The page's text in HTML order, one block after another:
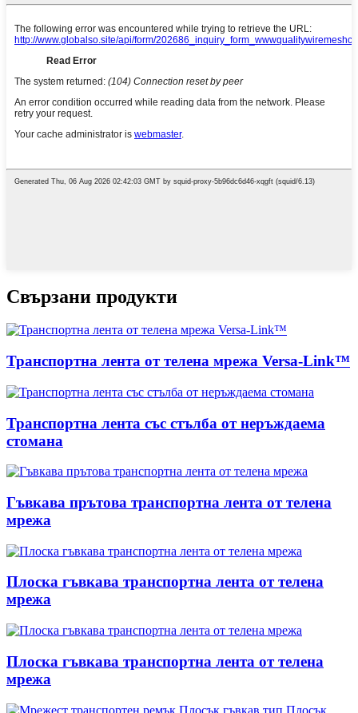
Свързани продукти
Транспортна лента от телена мрежа Versa-Link™
Транспортна лента със стълба от неръждаема
стомана
Гъвкава прътова транспортна лента от телена
мрежа
Плоска гъвкава транспортна лента от телена
мрежа
Плоска гъвкава транспортна лента от телена
мрежа